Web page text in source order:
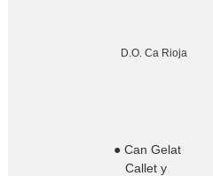
D.O. Ca Rioja
● Can Gelat
Callet y